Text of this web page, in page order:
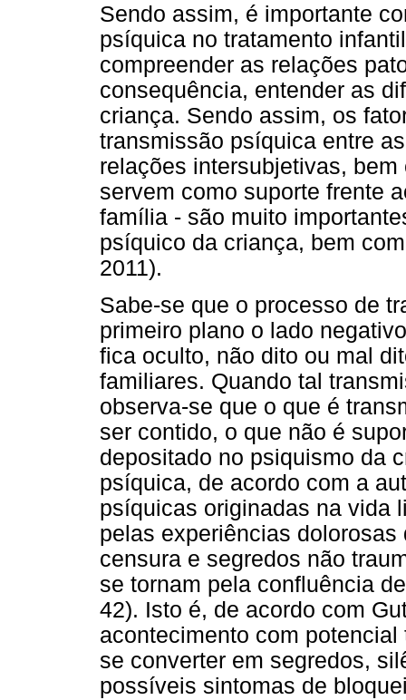
Sendo assim, é importante
psíquica no tratamento
compreender as relações
consequência, entender as
criança. Sendo assim, os
transmissão psíquica entre
relações intersubjetivas,
servem como suporte frente
família - são muito
psíquico da criança, bem
2011).
Sabe-se que o processo de
primeiro plano o lado
fica oculto, não dito ou mal
familiares. Quando tal
observa-se que o que é
ser contido, o que não é
depositado no psiquismo da
psíquica, de acordo com a
psíquicas originadas na vida
pelas experiências
censura e segredos não
se tornam pela confluência
42). Isto é, de acordo com
acontecimento com
se converter em segredos,
possíveis sintomas de